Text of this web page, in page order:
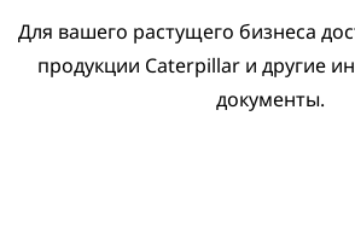
Для вашего растущего бизнеса
продукции Caterpillar и другие
документы.